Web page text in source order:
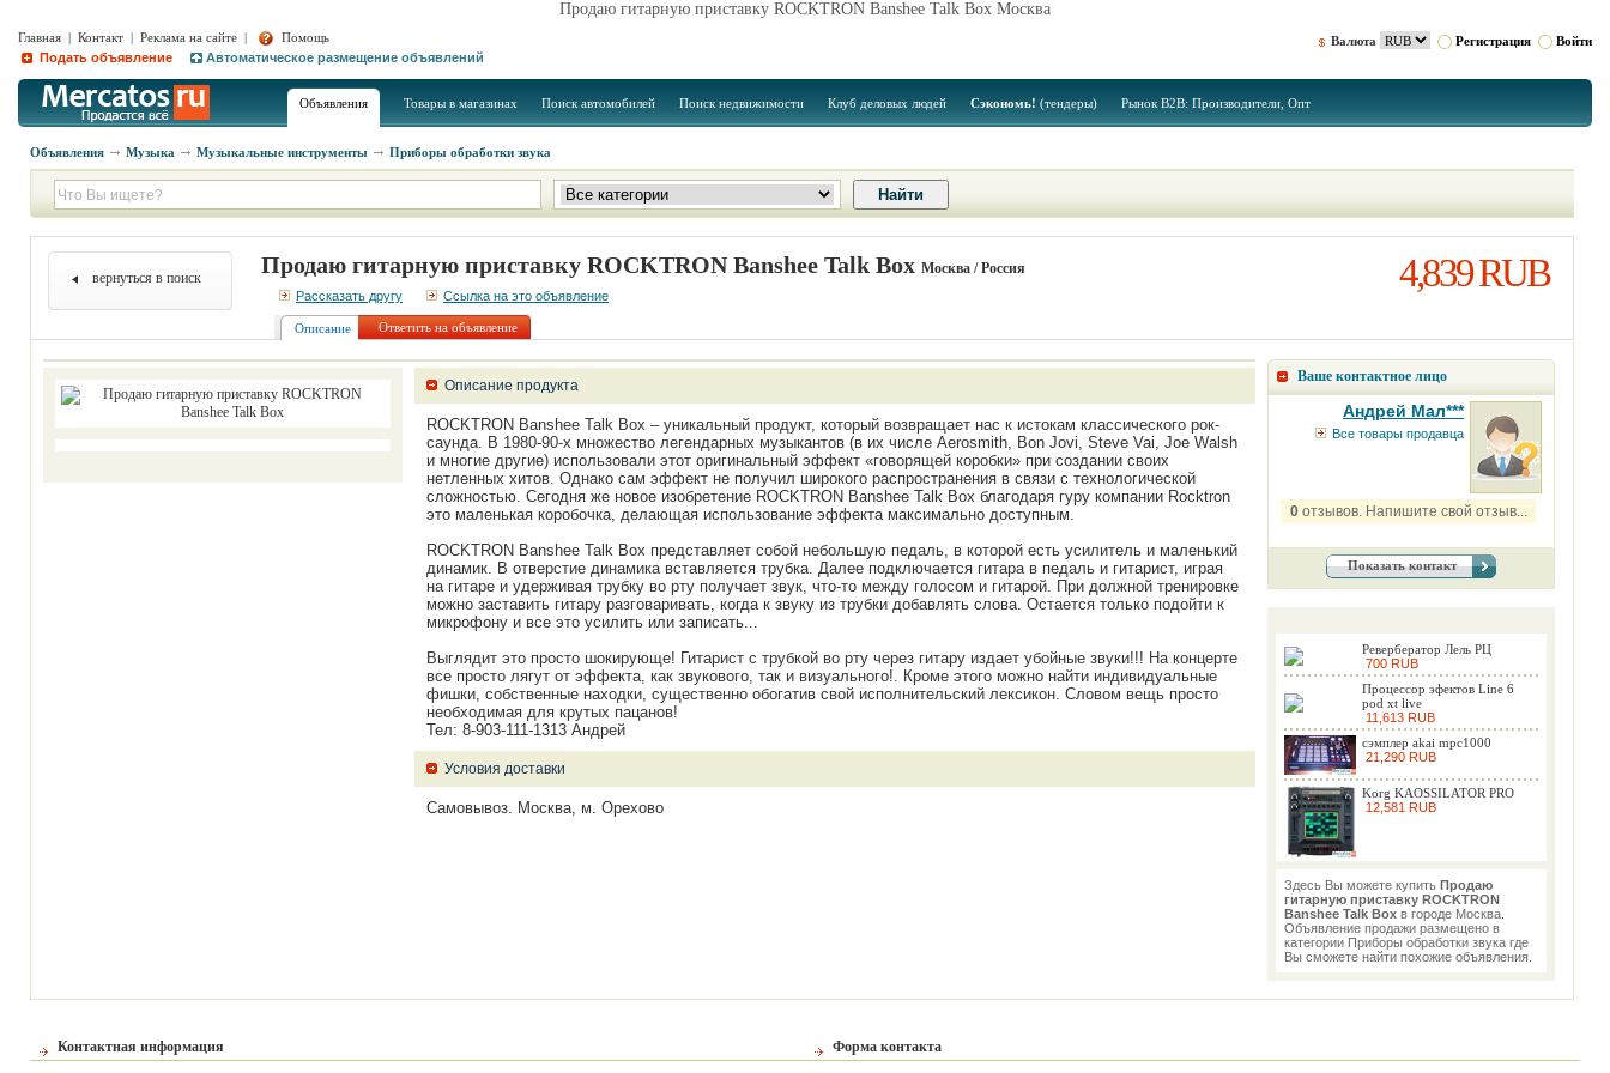
Продаю гитарную приставку ROCKTRON Banshee Talk Box Москва
Главная | Контакт | Реклама на сайте |
Помощь
Подать объявление
Автоматическое размещение объявлений
Валюта Регистрация Войти
Объявления Товары в магазинах Поиск автомобилей Поиск недвижимости Клуб деловых людей Сэкономь! (тендеры) Рынок B2B: Производители, Опт
Объявления Музыка Музыкальные инструменты Приборы обработки звука
вернуться в поиск Продаю гитарную приставку ROCKTRON Banshee Talk Box Москва / Россия
Рассказать другу Ссылка на это объявление
4,839 RUB
Описание Ответить на объявление
Описание продукта
ROCKTRON Banshee Talk Box – уникальный продукт, который возвращает нас к истокам классического рок-
саунда. В 1980-90-х множество легендарных музыкантов (в их числе Aerosmith, Bon Jovi, Steve Vai, Joe Walsh
и многие другие) использовали этот оригинальный эффект «говорящей коробки» при создании своих
нетленных хитов. Однако сам эффект не получил широкого распространения в связи с технологической
сложностью. Сегодня же новое изобретение ROCKTRON Banshee Talk Box благодаря гуру компании Rocktron
это маленькая коробочка, делающая использование эффекта максимально доступным.
ROCKTRON Banshee Talk Box представляет собой небольшую педаль, в которой есть усилитель и маленький
динамик. В отверстие динамика вставляется трубка. Далее подключается гитара в педаль и гитарист, играя
на гитаре и удерживая трубку во рту получает звук, что-то между голосом и гитарой. При должной тренировке
можно заставить гитару разговаривать, когда к звуку из трубки добавлять слова. Остается только подойти к
микрофону и все это усилить или записать...
Выглядит это просто шокирующе! Гитарист с трубкой во рту через гитару издает убойные звуки!!! На концерте
все просто лягут от эффекта, как звукового, так и визуального!. Кроме этого можно найти индивидуальные
фишки, собственные находки, существенно обогатив свой исполнительский лексикон. Словом вещь просто
необходимая для крутых пацанов!
Тел: 8-903-111-1313 Андрей
Условия доставки
Самовывоз. Москва, м. Орехово
Ваше контактное лицо
Андрей Мал***
Все товары продавца
0отзывов. Напишите свой отзыв...
Показать контакт
Ревербератор Лель РЦ
700 RUB
Процессор эфектов Line 6
pod xt live
11,613 RUB
сэмплер akai mpc1000
21,290 RUB
Korg KAOSSILATOR PRO
12,581 RUB
Здесь Вы можете купить Продаю
гитарную приставку ROCKTRON
Banshee Talk Box в городе Москва.
Объявление продажи размещено в
категории Приборы обработки звука где
Вы сможете найти похожие объявления.
Контактная информация Форма контакта